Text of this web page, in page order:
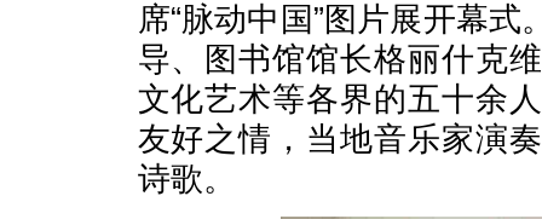
席“脉动中国”图片展开幕
导、图书馆馆长格丽什克
文化艺术等各界的五十余
友好之情，当地音乐家演
诗歌。